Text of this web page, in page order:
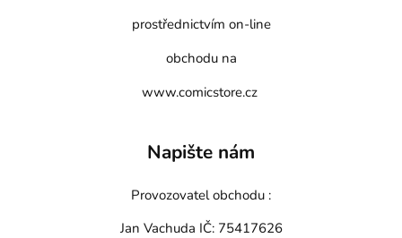
prostřednictvím on-line
obchodu na
www.comicstore.cz
Napište nám
Provozovatel obchodu :
Jan Vachuda IČ: 75417626